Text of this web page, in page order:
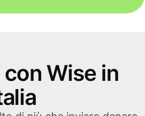
con Wise in